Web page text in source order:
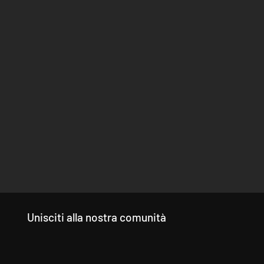
Unisciti alla nostra comunità